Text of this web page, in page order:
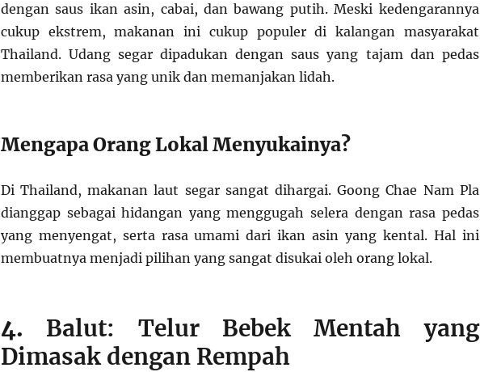
dengan saus ikan asin, cabai, dan bawang putih. Meski kedengarannya
cukup ekstrem, makanan ini cukup populer di kalangan masyarakat
Thailand. Udang segar dipadukan dengan saus yang tajam dan pedas
memberikan rasa yang unik dan memanjakan lidah.
Mengapa Orang Lokal Menyukainya?
Di Thailand, makanan laut segar sangat dihargai. Goong Chae Nam Pla
dianggap sebagai hidangan yang menggugah selera dengan rasa pedas
yang menyengat, serta rasa umami dari ikan asin yang kental. Hal ini
membuatnya menjadi pilihan yang sangat disukai oleh orang lokal.
4. Balut: Telur Bebek Mentah yang
Dimasak dengan Rempah